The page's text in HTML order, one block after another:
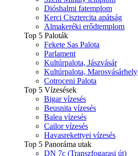
Dióshalmi fatemplom
Kerci Cisztercita apátság
Almakeréki erődtemplom
Top 5 Paloták
Fekete Sas Palota
Parlament
Kultúrpalota, Jászvásár
Kultúrpalota, Marosvásárhely
Cotroceni Palota
Top 5 Vízesések
Bigar vízesés
Beusnita vízesés
Balea vízesés
Cailor vízesés
Havasrekettyei vízesés
Top 5 Panoráma utak
DN 7c (Transzfogarasi út)